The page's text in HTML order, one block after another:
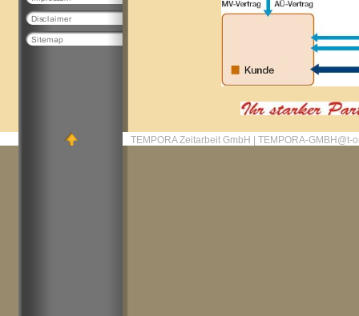
TEMPORA Zeitarbeit GmbH | TEMPORA-GMBH@t-